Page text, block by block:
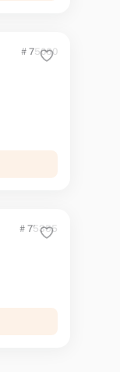
# 75060
# 75355